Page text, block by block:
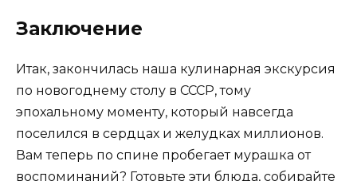
Заключение
Итак, закончилась наша кулинарная экскурсия
по новогоднему столу в СССР, тому
эпохальному моменту, который навсегда
поселился в сердцах и желудках миллионов.
Вам теперь по спине пробегает мурашка от
воспоминаний? Готовьте эти блюда, собирайте